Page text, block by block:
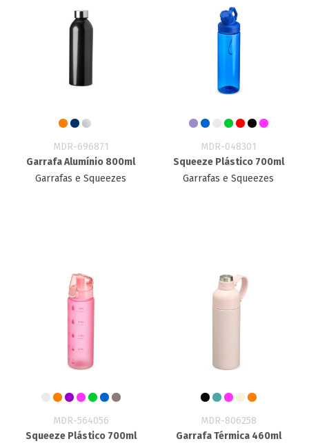
MDR-696871
Garrafa Alumínio 800ml
Garrafas e Squeezes
MDR-048301
Squeeze Plástico 700ml
Garrafas e Squeezes
MDR-564056
Squeeze Plástico 700ml
MDR-806258
Garrafa Térmica 460ml